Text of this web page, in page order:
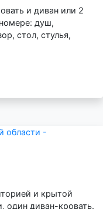
и диван или 2
душ,
стол, стулья,
и крытой
один диван-кровать.